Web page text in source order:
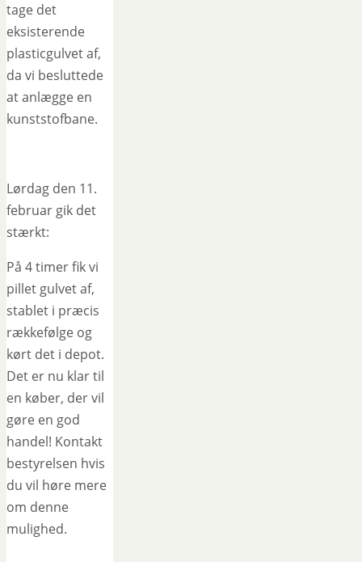
tage det
eksisterende
plasticgulvet af,
da vi besluttede
at anlægge en
kunststofbane.
Lørdag den 11.
februar gik det
stærkt:
På 4 timer fik vi
pillet gulvet af,
stablet i præcis
rækkefølge og
kørt det i depot.
Det er nu klar til
en køber, der vil
gøre en god
handel! Kontakt
bestyrelsen hvis
du vil høre mere
om denne
mulighed.